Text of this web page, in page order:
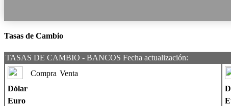
Tasas de Cambio
TASAS DE CAMBIO - BANCOS Fecha actualización:
Compra Venta
Dólar
Euro